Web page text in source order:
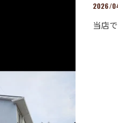
2026/
当店